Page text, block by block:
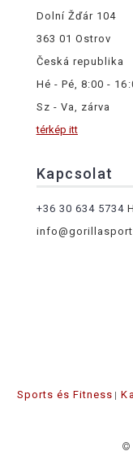
Dolní Žďár 104
363 01 Ostrov
Česká republika
Hé - Pé, 8:00 -
Sz - Va, zárva
térkép itt
Kapcsolat
+36 30 634 5734
Sports és Fitness
©